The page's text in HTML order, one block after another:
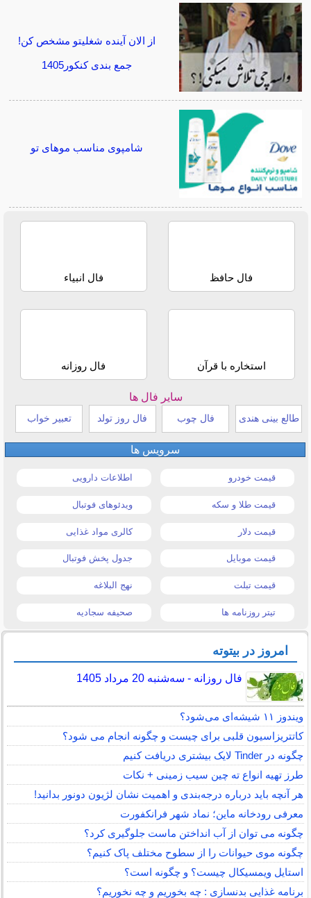
از الان آینده شغلیتو مشخص کن!
جمع بندی کنکور1405
شامپوی مناسب موهای تو
فال حافظ فال انبیاء
استخاره با قرآن فال روزانه
سایر فال ها
طالع بینی هندی فال چوب فال روز تولد تعبیر خواب
سرویس ها
قیمت خودرو اطلاعات دارویی
قیمت طلا و سکه ویدئوهای فوتبال
قیمت دلار کالری مواد غذایی
قیمت موبایل جدول پخش فوتبال
قیمت تبلت نهج البلاغه
تیتر روزنامه ها صحیفه سجادیه
امروز در بیتوته
فال روزانه - سه‌شنبه 20 مرداد 1405
ویندوز ۱۱ شیشه‌ای می‌شود؟
کاتتریزاسیون قلبی برای چیست و چگونه انجام می شود؟
چگونه در Tinder لایک بیشتری دریافت کنیم
طرز تهیه انواع ته چین سیب زمینی + نکات
هر آنچه باید درباره درجه‌بندی و اهمیت نشان لژیون دونور بدانید!
معرفی رودخانه ماین؛ نماد شهر فرانکفورت
چگونه می توان از آب انداختن ماست جلوگیری کرد؟
چگونه موی حیوانات را از سطوح مختلف پاک کنیم؟
استایل ویمسیکال چیست؟ و چگونه است؟
برنامه غذایی بدنسازی : چه بخوریم و چه نخوریم؟